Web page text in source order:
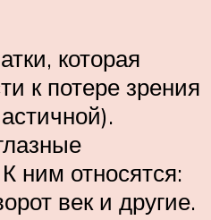
которая
к потере зрения
ним относятся:
век и другие.